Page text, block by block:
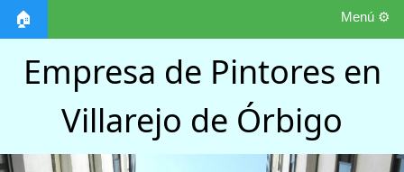
🏠 Menú ⚙️
Empresa de Pintores en
Villarejo de Órbigo